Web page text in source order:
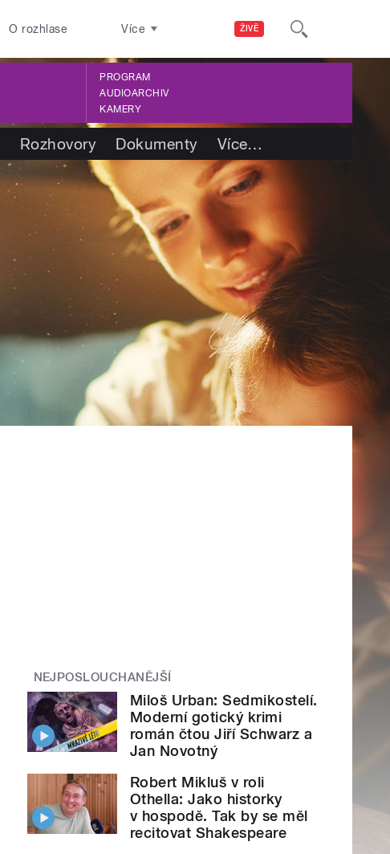
ŽIVĚ
O rozhlase Více
PROGRAM
AUDIOARCHIV
KAMERY
Rozhovory Dokumenty Více…
NEJPOSLOUCHANĚJŠÍ
Miloš Urban: Sedmikostelí.
Moderní gotický krimi
román čtou Jiří Schwarz a
Jan Novotný
Robert Mikluš v roli
Othella: Jako historky
v hospodě. Tak by se měl
recitovat Shakespeare